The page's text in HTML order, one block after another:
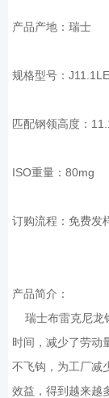
产品产地：瑞士
规格型号：
匹配钢领高度：
ISO重量：80mg
订购流程：免费发
产品简介：
瑞士布雷克尼龙
时间，减少了劳动
不飞钩，为工厂减
效益，得到越来越